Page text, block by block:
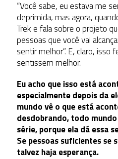
“Você sabe, eu estava me
deprimida, mas agora,
Trek e fala sobre o projeto
pessoas que você vai
sentir melhor”. E, claro, isso
sentissem melhor.
Eu acho que isso está
especialmente depois da
mundo vê o que está
desdobrando, todo
série, porque ela dá essa
Se pessoas suficientes
talvez haja esperança.